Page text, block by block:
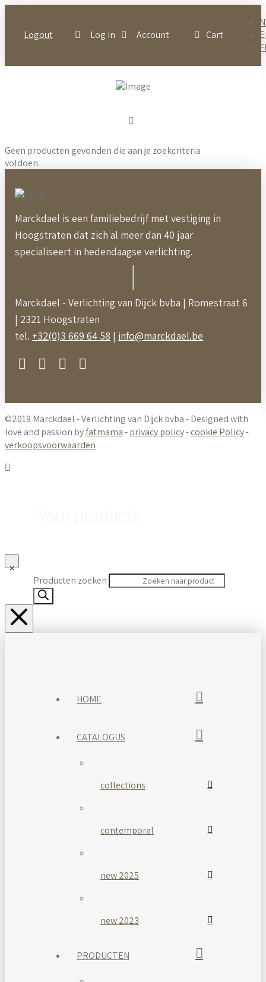
Logout Log in Account Cart
Geen producten gevonden die aan je zoekcriteria
voldoen.
Marckdael is een familiebedrijf met vestiging in
Hoogstraten dat zich al meer dan 40 jaar
specialiseert in hedendaagse verlichting.
Marckdael - Verlichting van Dijck bvba | Romestraat 6
| 2321 Hoogstraten
tel. +32(0)3 669 64 58 | info@marckdael.be
©2019 Marckdael - Verlichting van Dijck bvba - Designed with
love and passion byfatmama-privacy policy-cookie Policy-
verkoopsvoorwaarden
Producten zoeken
HOME
CATALOGUS
collections
contemporal
new 2025
new 2023
PRODUCTEN